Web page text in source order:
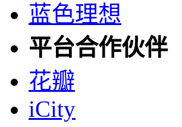
蓝色理想
平台合作伙伴
花瓣
iCity